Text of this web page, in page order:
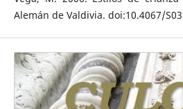
Alemán de Valdivia. doi:10.4067/